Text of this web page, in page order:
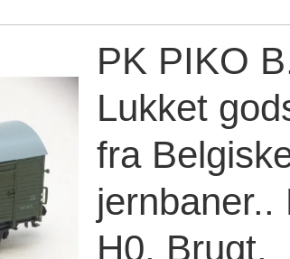
PK PIKO
Lukket
fra
jernbaner..
H0. Brugt.